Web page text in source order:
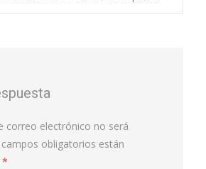
correo electrónico no será
campos obligatorios están
*